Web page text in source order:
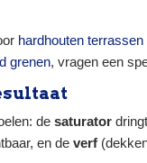
hardhouten terrassen
grenen, vragen een
de saturator
en de verf